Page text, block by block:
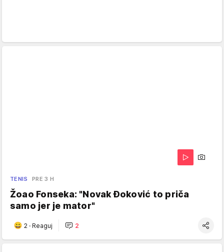
TENIS PRE 3 H
Žoao Fonseka: "Novak Đoković to priča
samo jer je mator"
2 · Reaguj 2